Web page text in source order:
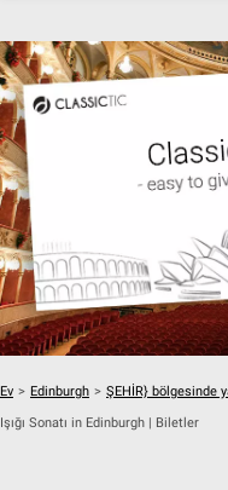
Ev > Edinburgh > ŞEHİR} bölgesinde
Işığı Sonatı in Edinburgh | Biletler